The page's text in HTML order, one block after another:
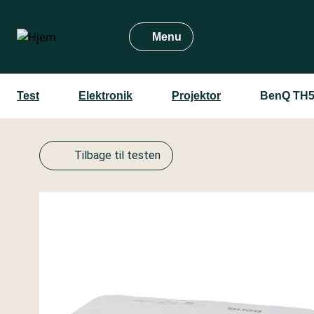
hovedindhold
Menu
Test Elektronik Projektor BenQ
Tilbage til testen